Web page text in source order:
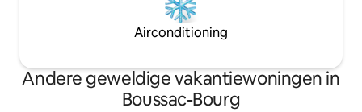
Airconditioning
Andere geweldige vakantiewoningen in
Boussac-Bourg